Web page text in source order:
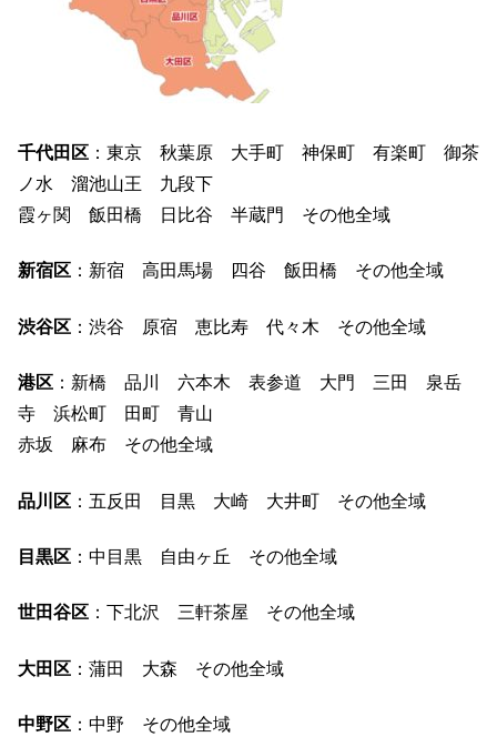
千代田区 ：東京 秋葉原 大手町 神保町 有楽町 御茶
ノ水 溜池山王 九段下
霞ヶ関 飯田橋 日比谷 半蔵門 その他全域
新宿区 ：新宿 高田馬場 四谷 飯田橋 その他全域
渋谷区 ：渋谷 原宿 恵比寿 代々木 その他全域
港区 ：新橋 品川 六本木 表参道 大門 三田 泉岳
寺 浜松町 田町 青山
赤坂 麻布 その他全域
品川区 ：五反田 目黒 大崎 大井町 その他全域
目黒区 ：中目黒 自由ヶ丘 その他全域
世田谷区 ：下北沢 三軒茶屋 その他全域
大田区 ：蒲田 大森 その他全域
中野区 ：中野 その他全域